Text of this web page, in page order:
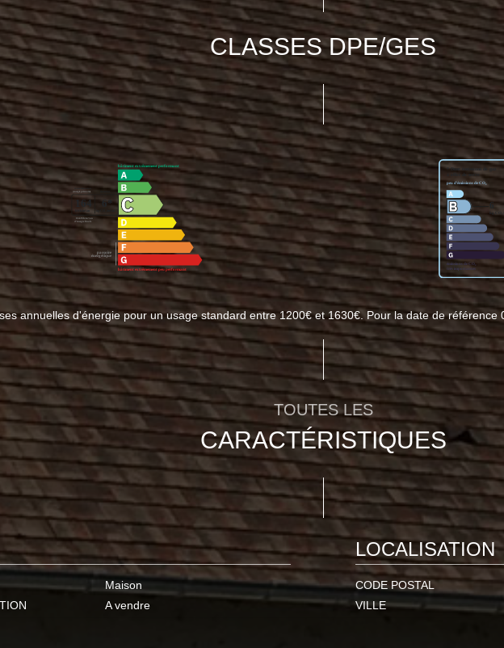
CLASSES DPE/GES
annuelles d'énergie pour un usage standard entre 1200€ et 1630€. Pour la date de référence
TOUTES LES
CARACTÉRISTIQUES
Maison
A vendre
LOCALISATION
CODE POSTAL
VILLE